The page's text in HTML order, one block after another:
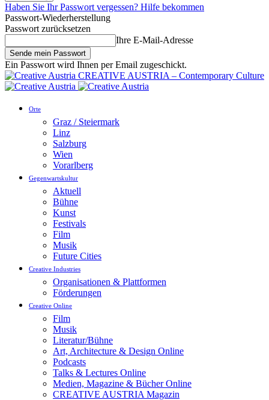
Haben Sie Ihr Passwort vergessen? Hilfe bekommen
Passwort-Wiederherstellung
Passwort zurücksetzen
Ihre E-Mail-Adresse
Ein Passwort wird Ihnen per Email zugeschickt.
CREATIVE AUSTRIA – Contemporary Culture
Orte
Graz / Steiermark
Linz
Salzburg
Wien
Vorarlberg
Gegenwartskultur
Aktuell
Bühne
Kunst
Festivals
Film
Musik
Future Cities
Creative Industries
Organisationen & Plattformen
Förderungen
Creative Online
Film
Musik
Literatur/Bühne
Art, Architecture & Design Online
Podcasts
Talks & Lectures Online
Medien, Magazine & Bücher Online
CREATIVE AUSTRIA Magazin